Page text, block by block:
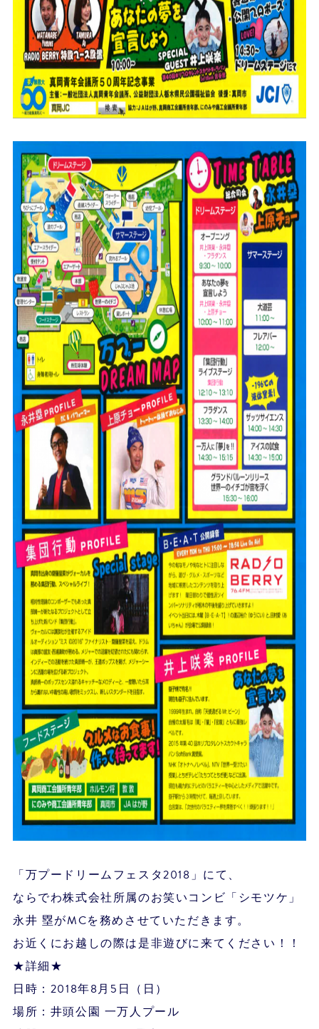
「万プードリームフェスタ2018」にて、
ならでわ株式会社所属のお笑いコンビ「シモツケ」
永井 塁がMCを務めさせていただきます。
お近くにお越しの際は是非遊びに来てください！！
★詳細★
日時：2018年8月5日（日）
場所：井頭公園 一万人プール